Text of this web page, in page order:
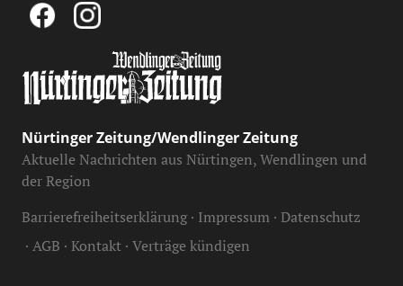
Nürtinger Zeitung/Wendlinger Zeitung
Aktuelle Nachrichten aus Nürtingen, Wendlingen und
der Region
Barrierefreiheitserklärung Impressum Datenschutz
AGB Kontakt Verträge kündigen